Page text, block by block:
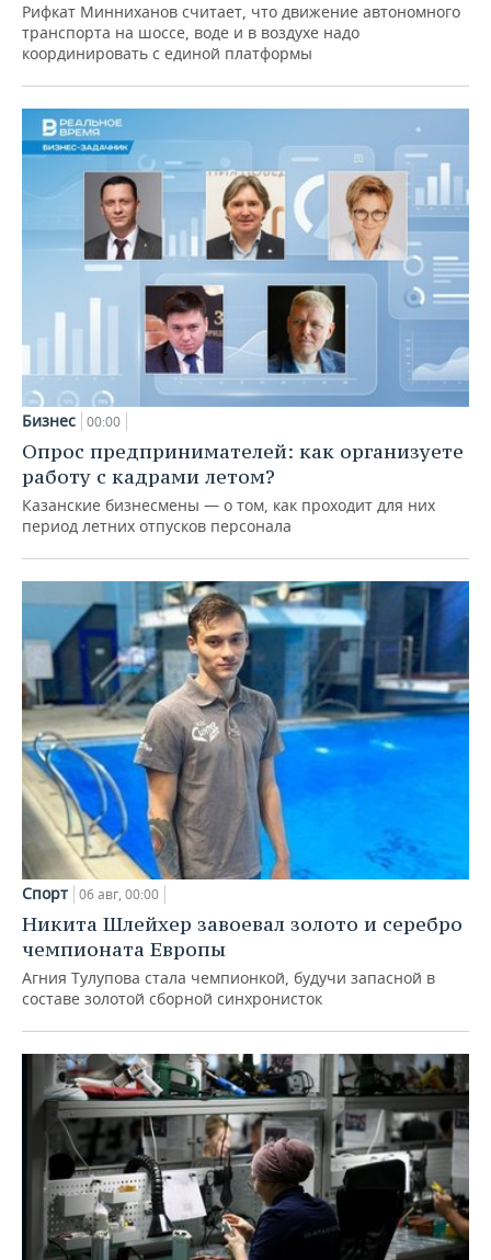
Рифкат Минниханов считает, что движение автономного
транспорта на шоссе, воде и в воздухе надо
координировать с единой платформы
Бизнес 00:00
Опрос предпринимателей: как организуете
работу с кадрами летом?
Казанские бизнесмены — о том, как проходит для них
период летних отпусков персонала
Спорт 06 авг, 00:00
Никита Шлейхер завоевал золото и серебро
чемпионата Европы
Агния Тулупова стала чемпионкой, будучи запасной в
составе золотой сборной синхронисток